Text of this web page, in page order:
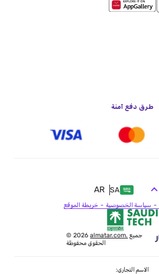
طرق دفع آمنة
© 2026almatar.com. جميع
الحقوق محفوظة
SA
AR
سياسة الخصوصية خريطة الموقع
الاسم التجاري: